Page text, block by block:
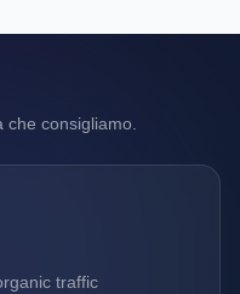
che consigliamo.
traffic